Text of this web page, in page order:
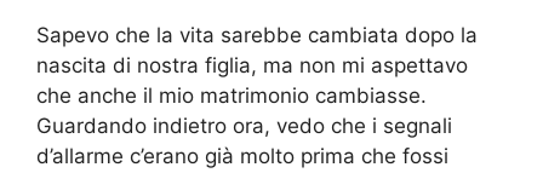
Sapevo che la vita sarebbe cambiata dopo la
nascita di nostra figlia, ma non mi aspettavo
che anche il mio matrimonio cambiasse.
Guardando indietro ora, vedo che i segnali
d’allarme c’erano già molto prima che fossi